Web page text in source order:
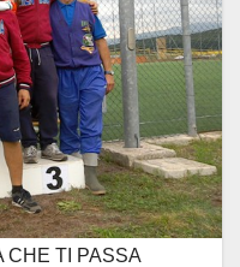
CHE TI PASSA